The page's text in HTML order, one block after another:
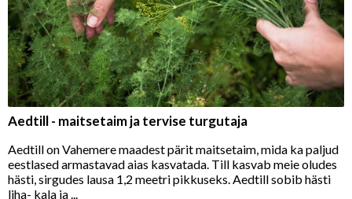
Aedtill - maitsetaim ja tervise turgutaja
Aedtill on Vahemere maadest pärit maitsetaim, mida ka paljud
eestlased armastavad aias kasvatada. Till kasvab meie oludes
hästi, sirgudes lausa 1,2 meetri pikkuseks. Aedtill sobib hästi
liha- kala ja ...